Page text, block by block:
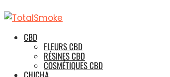
CBD
FLEURS CBD
RÉSINES CBD
COSMÉTIQUES CBD